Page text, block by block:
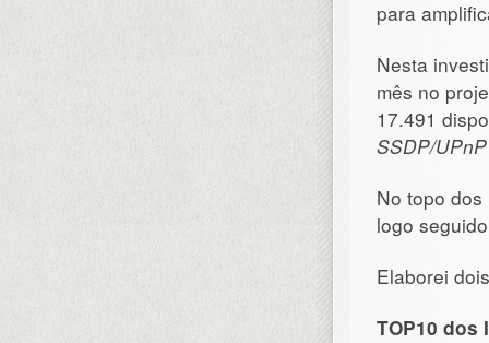
para
Nesta
mês no
17.491
SSDP/UPnP
No topo
logo
Elaborei
TOP10 dos